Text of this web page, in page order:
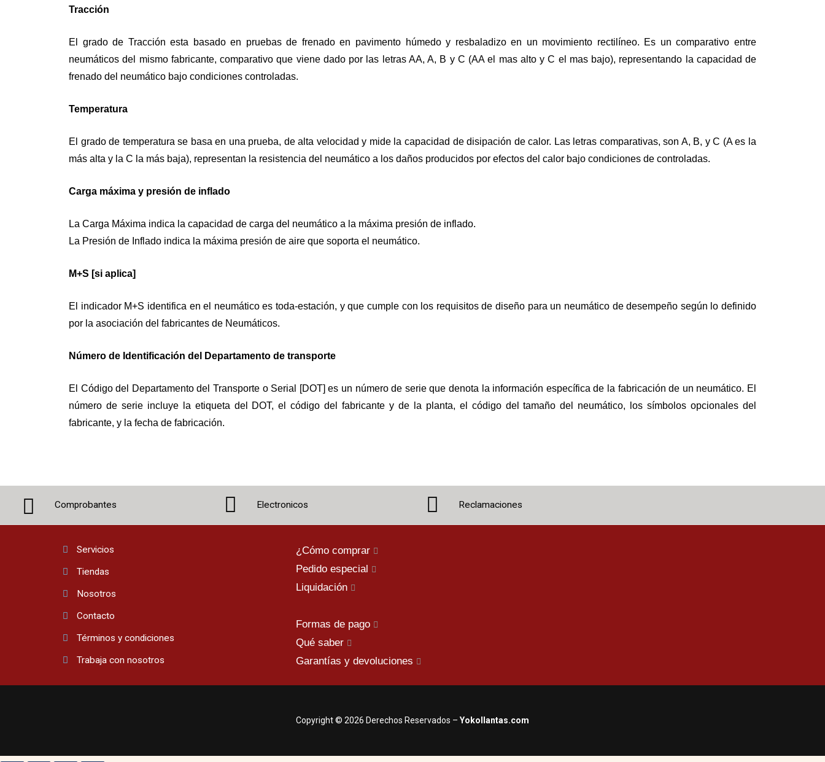
Tracción
El grado de Tracción esta basado en pruebas de frenado en pavimento húmedo y resbaladizo en un movimiento rectilíneo. Es un comparativo entre
neumáticos del mismo fabricante, comparativo que viene dado por las letras AA, A, B y C (AA el mas alto y C el mas bajo), representando la capacidad de
frenado del neumático bajo condiciones controladas.
Temperatura
El grado de temperatura se basa en una prueba, de alta velocidad y mide la capacidad de disipación de calor. Las letras comparativas, son A, B, y C (A es la
más alta y la C la más baja), representan la resistencia del neumático a los daños producidos por efectos del calor bajo condiciones de controladas.
Carga máxima y presión de inflado
La Carga Máxima indica la capacidad de carga del neumático a la máxima presión de inflado.
La Presión de Inflado indica la máxima presión de aire que soporta el neumático.
M+S [si aplica]
El indicador M+S identifica en el neumático es toda-estación, y que cumple con los requisitos de diseño para un neumático de desempeño según lo definido
por la asociación del fabricantes de Neumáticos.
Número de Identificación del Departamento de transporte
El Código del Departamento del Transporte o Serial [DOT] es un número de serie que denota la información específica de la fabricación de un neumático. El
número de serie incluye la etiqueta del DOT, el código del fabricante y de la planta, el código del tamaño del neumático, los símbolos opcionales del
fabricante, y la fecha de fabricación.
Comprobantes Electronicos Reclamaciones
Servicios
Tiendas
Nosotros
Contacto
Términos y condiciones
Trabaja con nosotros
¿Cómo comprar
Pedido especial
Liquidación
Formas de pago
Qué saber
Garantías y devoluciones
Copyright © 2026 Derechos Reservados – Yokollantas.com